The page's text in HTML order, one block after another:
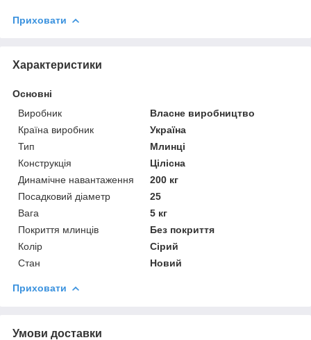
Приховати
Характеристики
Основні
Виробник
Власне виробництво
Країна виробник
Україна
Тип
Млинці
Конструкція
Цілісна
Динамічне навантаження
200 кг
Посадковий діаметр
25
Вага
5 кг
Покриття млинців
Без покриття
Колір
Сірий
Стан
Новий
Приховати
Умови доставки